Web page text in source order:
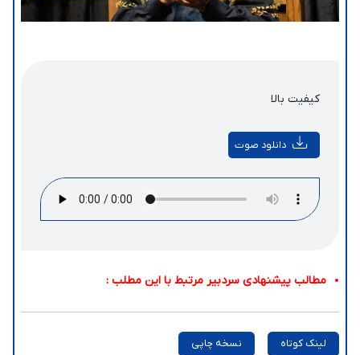
کیفیت بالا
دانلود صوت
مطالب پیشنهادی سردبیر مرتبط با این مطلب :
لینک کوتاه نسخه چاپی